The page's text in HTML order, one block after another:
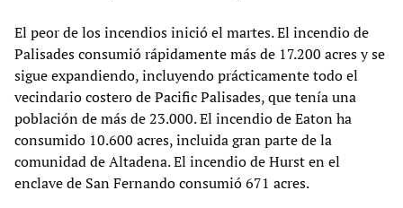
El peor de los incendios inició el martes. El incendio de
Palisades consumió rápidamente más de 17.200 acres y se
sigue expandiendo, incluyendo prácticamente todo el
vecindario costero de Pacific Palisades, que tenía una
población de más de 23.000. El incendio de Eaton ha
consumido 10.600 acres, incluida gran parte de la
comunidad de Altadena. El incendio de Hurst en el
enclave de San Fernando consumió 671 acres.